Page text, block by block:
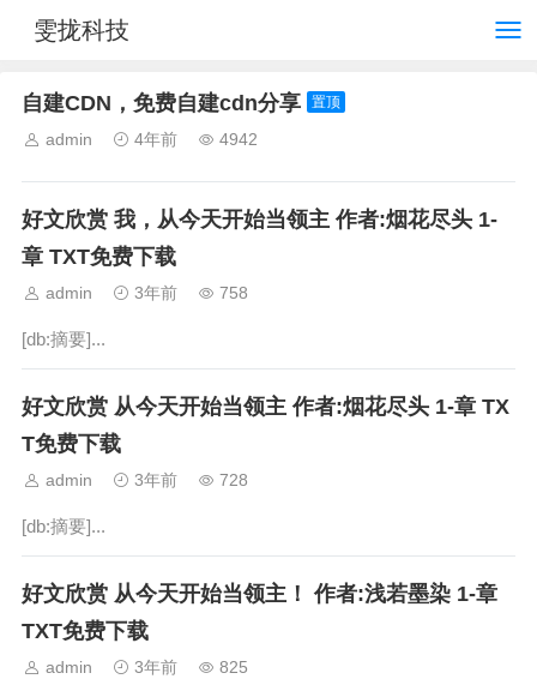
雯拢科技
自建CDN，免费自建cdn分享 置顶
admin 4年前 4942
好文欣赏 我，从今天开始当领主 作者:烟花尽头 1-
章 TXT免费下载
admin 3年前 758
[db:摘要]...
好文欣赏 从今天开始当领主 作者:烟花尽头 1-章 TX
T免费下载
admin 3年前 728
[db:摘要]...
好文欣赏 从今天开始当领主！ 作者:浅若墨染 1-章
TXT免费下载
admin 3年前 825